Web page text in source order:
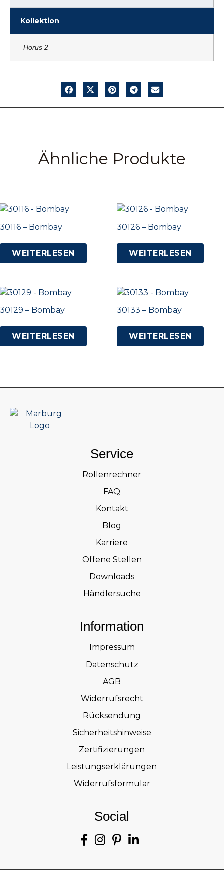
Kollektion
Horus 2
Ähnliche Produkte
30116 – Bombay
WEITERLESEN
30126 – Bombay
WEITERLESEN
30129 – Bombay
WEITERLESEN
30133 – Bombay
WEITERLESEN
Service
Rollenrechner
FAQ
Kontakt
Blog
Karriere
Offene Stellen
Downloads
Händlersuche
Information
Impressum
Datenschutz
AGB
Widerrufsrecht
Rücksendung
Sicherheitshinweise
Zertifizierungen
Leistungserklärungen
Widerrufsformular
Social